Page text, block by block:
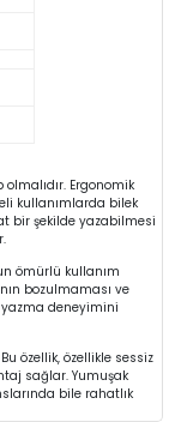
Ergonomik
kullanımlarda bilek
bir şekilde yazabilmesi
ömürlü kullanım
bozulmaması ve
deneyimini
özellik, özellikle sessiz
sağlar. Yumuşak
bile rahatlık